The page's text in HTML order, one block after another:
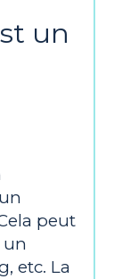
un
peut
etc. La